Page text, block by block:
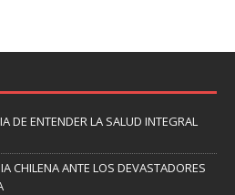
DE ENTENDER LA SALUD INTEGRAL
CHILENA ANTE LOS DEVASTADORES